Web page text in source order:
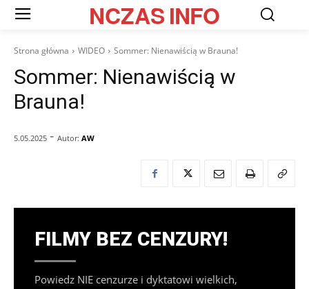
NCZASINFO
Strona główna WIDEO Sommer: Nienawiścią w Brauna!
Sommer: Nienawiścią w
Brauna!
5.05.2025 - Autor: AW
FILMY BEZ CENZURY!
Powiedz NIE cenzurze i dyktatowi wielkich,